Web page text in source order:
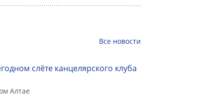
Все новости
слёте канцелярского клуба
Алтае